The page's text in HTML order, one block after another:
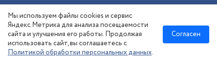
Сезонное хранение
Новосибирск:
Мы используем файлы cookies и сервис
Яндекс.Метрика для анализа посещаемости
сайта и улучшения его работы. Продолжая
использовать сайт, вы соглашаетесь с
Политикой обработки персональных данных.
Согласен